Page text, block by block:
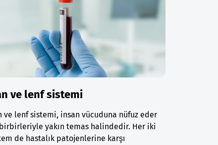
ve lenf sistemi
ve lenf sistemi, insan vücuduna nüfuz eder
yakın temas halindedir. Her iki
de hastalık patojenlerine karşı